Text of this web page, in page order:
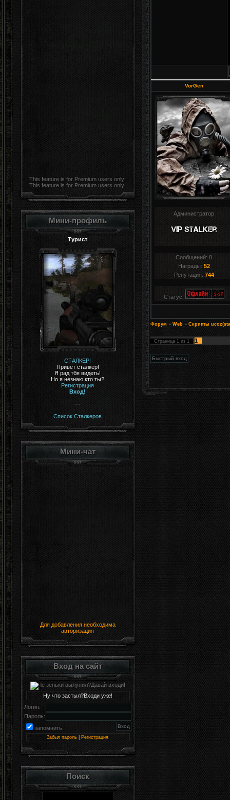
This feature is for Premium users only!
This feature is for Premium users only!
Мини-профиль
Турист
СТАЛКЕР!
Привет сталкер!
Я рад тбя видеть!
Но я незнаю кто ты?
Регистрация
Вход!
---
Список Сталкеров
Мини-чат
Для добавления необходима
авторизация
Вход на сайт
Ну что застыл?Входи уже!
Логин:
Пароль:
запомнить
Забыл пароль Регистрация
Поиск
VorGen
Администратор
Сообщений:8
Награды: 52
Репутация: 744
Статус:
Форум » Web » Скрипты
Страница 1 из 1 1